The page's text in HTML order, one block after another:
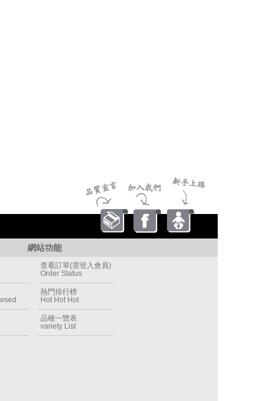
網站功能
查看訂單(需登入會員)
Order Status
熱門排行榜
Hot Hot Hot
品種一覽表
variety List